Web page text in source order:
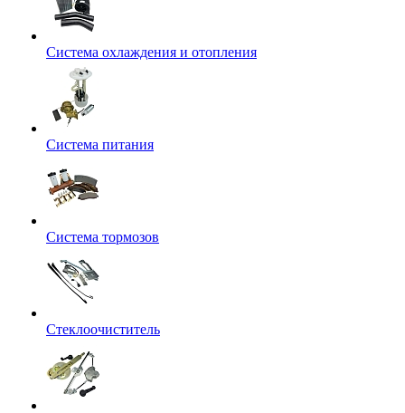
Система охлаждения и отопления
Система питания
Система тормозов
Стеклоочиститель